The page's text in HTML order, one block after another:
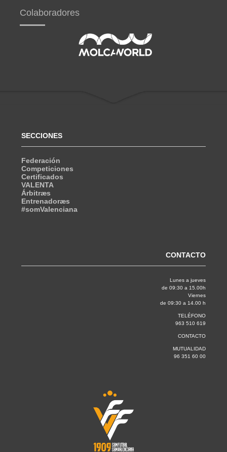
Colaboradores
SECCIONES
Federación
Competiciones
Certificados
VALENTA
Árbitræs
Entrenadoræs
#somValenciana
CONTACTO
Lunes a jueves
de 09:30 a 15.00h
Viernes
de 09:30 a 14.00 h
TELÉFONO
963 510 619
CONTACTO
MUTUALIDAD
96 351 60 00